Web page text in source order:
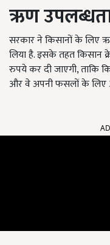
ऋण
सरकार ने किसानों के लिए
लिया है. इसके तहत किसान
रुपये कर दी जाएगी,
और वे अपनी फसलों के